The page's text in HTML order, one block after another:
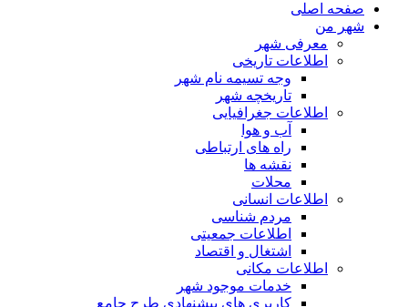
صفحه اصلی
شهر من
معرفی شهر
اطلاعات تاریخی
وجه تسیمه نام شهر
تاریخچه شهر
اطلاعات جغرافیایی
آب و هوا
راه های ارتباطی
نقشه ها
محلات
اطلاعات انسانی
مردم شناسی
اطلاعات جمعیتی
اشتغال و اقتصاد
اطلاعات مکانی
خدمات موجود شهر
کاربری های پیشنهادی طرح جامع